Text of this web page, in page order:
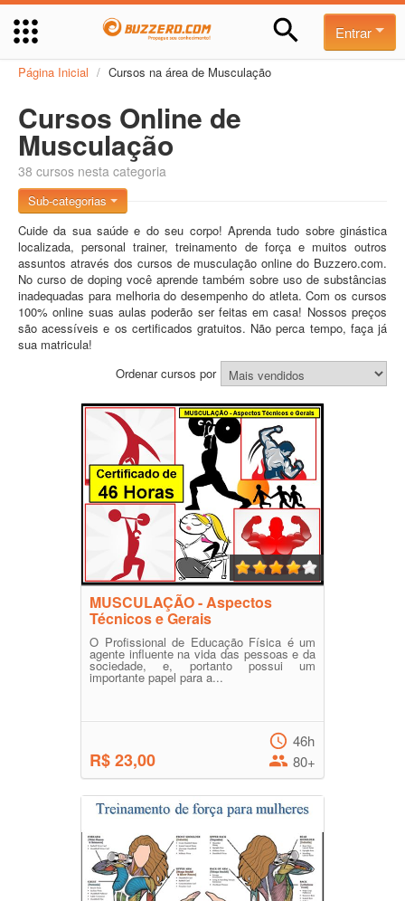
Entrar
Página Inicial / Cursos na área de Musculação
Cursos Online de
Musculação
38 cursos nesta categoria
Sub-categorias
Cuide da sua saúde e do seu corpo! Aprenda tudo sobre ginástica
localizada, personal trainer, treinamento de força e muitos outros
assuntos através dos cursos de musculação online do Buzzero.com.
No curso de doping você aprende também sobre uso de substâncias
inadequadas para melhoria do desempenho do atleta. Com os cursos
100% online suas aulas poderão ser feitas em casa! Nossos preços
são acessíveis e os certificados gratuitos. Não perca tempo, faça já
sua matricula!
Ordenar cursos por
MUSCULAÇÃO - Aspectos
Técnicos e Gerais
O Profissional de Educação Física é um
agente influente na vida das pessoas e da
sociedade, e, portanto possui um
importante papel para a...
R$ 23,00
46h
80+